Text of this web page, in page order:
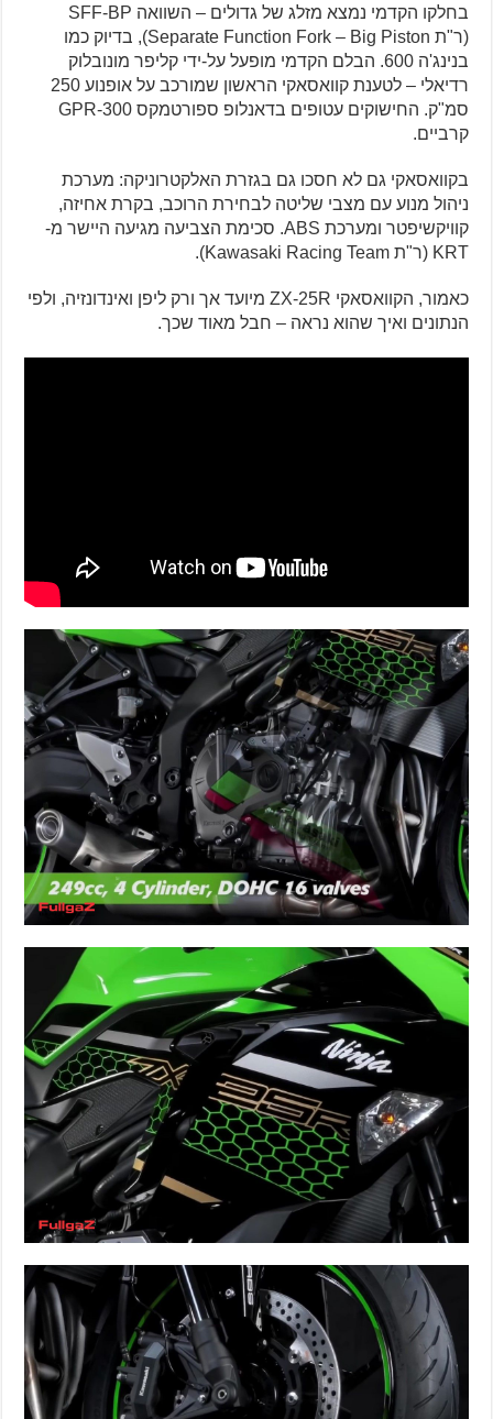
בחלקו הקדמי נמצא מזלג של גדולים – השוואה SFF-BP
(ר"ת Separate Function Fork – Big Piston), בדיוק כמו
בנינג'ה 600. הבלם הקדמי מופעל על-ידי קליפר מונובלוק
רדיאלי – לטענת קוואסאקי הראשון שמורכב על אופנוע 250
סמ"ק. החישוקים עטופים בדאנלופ ספורטמקס GPR-300
קרביים.
בקוואסאקי גם לא חסכו גם בגזרת האלקטרוניקה: מערכת
ניהול מנוע עם מצבי שליטה לבחירת הרוכב, בקרת אחיזה,
קוויקשיפטר ומערכת ABS. סכימת הצביעה מגיעה היישר מ-
KRT (ר"ת Kawasaki Racing Team).
כאמור, הקוואסאקי ZX-25R מיועד אך ורק ליפן ואינדונזיה, ולפי
הנתונים ואיך שהוא נראה – חבל מאוד שכך.